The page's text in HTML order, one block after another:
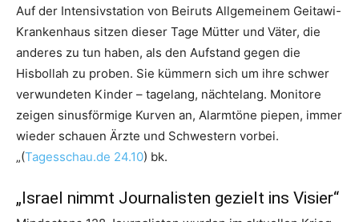
Auf der Intensivstation von Beiruts Allgemeinem Geitawi-
Krankenhaus sitzen dieser Tage Mütter und Väter, die
anderes zu tun haben, als den Aufstand gegen die
Hisbollah zu proben. Sie kümmern sich um ihre schwer
verwundeten Kinder – tagelang, nächtelang. Monitore
zeigen sinusförmige Kurven an, Alarmtöne piepen, immer
wieder schauen Ärzte und Schwestern vorbei.
„(Tagesschau.de 24.10) bk.
„Israel nimmt Journalisten gezielt ins Visier“